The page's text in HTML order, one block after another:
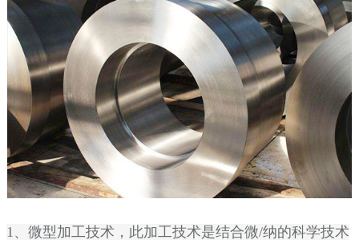
1、微型加工技术，此加工技术是结合微/纳的科学技术